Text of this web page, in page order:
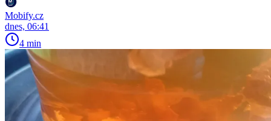
Mobify.cz
dnes, 06:41
4 min